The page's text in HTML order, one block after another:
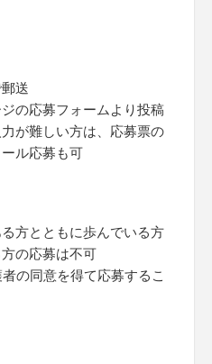
送
の応募フォームより投稿
が難しい方は、応募票の
ル応募も可
方とともに歩んでいる方
の応募は不可
の同意を得て応募するこ